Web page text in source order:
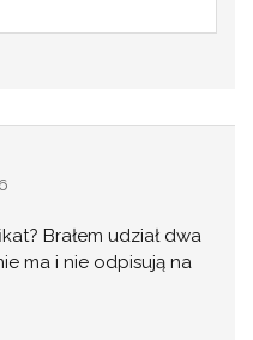
Brałem udział dwa
ma i nie odpisują na